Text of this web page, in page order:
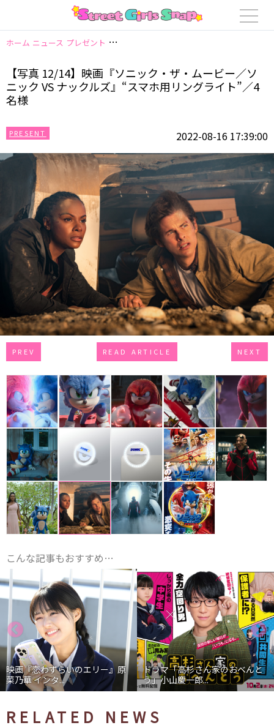
ホーム ニュース プレゼント 【写真 12/14】映画『ソニック・ザ・ムービ
【写真 12/14】映画『ソニック・ザ・ムービー／ソ
ニック VS ナックルズ』“スマホ用リングライト”／4
名様
PRESENT 2022-08-16 17:39:00
PREV READ ARTICLE NEXT
こんな記事もおすすめ…
ドラマ「高杉さん家のおべんと
う」小山慶一郎...
映画『わたしの幸せな結婚
石あかり インタ...
RELATED NEWS